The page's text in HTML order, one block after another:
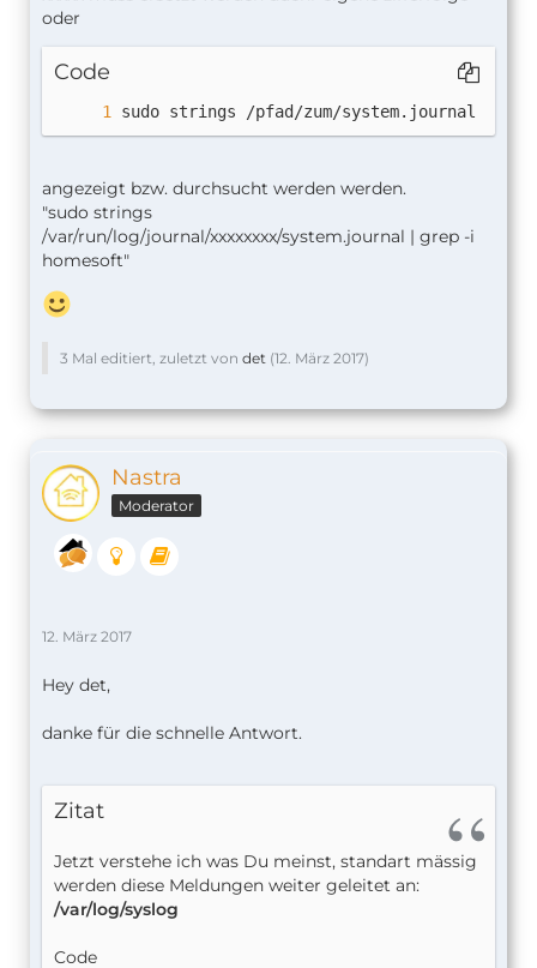
oder
Code
sudo strings /pfad/zum/system.journal | grep
angezeigt bzw. durchsucht werden werden.
"sudo strings
/var/run/log/journal/xxxxxxxx/system.journal | grep -i
homesoft"
3 Mal editiert, zuletzt von det (12. März 2017)
Nastra
Moderator
12. März 2017
Hey det,
danke für die schnelle Antwort.
Zitat
Jetzt verstehe ich was Du meinst, standart mässig
werden diese Meldungen weiter geleitet an:
/var/log/syslog
Code